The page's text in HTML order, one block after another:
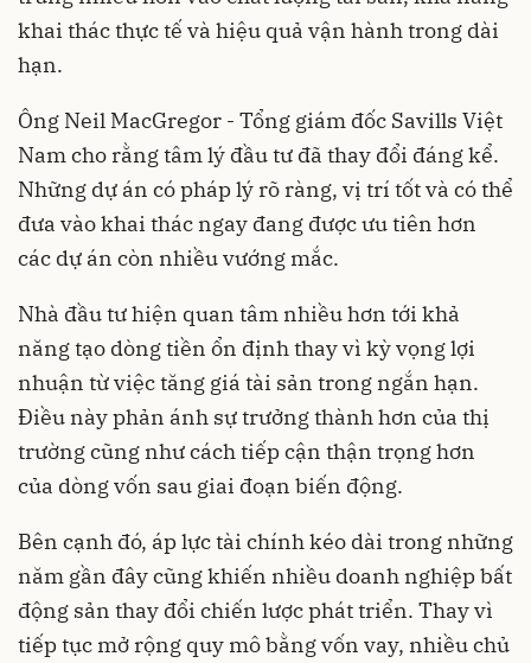
khai thác thực tế và hiệu quả vận hành trong dài
hạn.
Ông Neil MacGregor - Tổng giám đốc Savills Việt
Nam cho rằng tâm lý đầu tư đã thay đổi đáng kể.
Những dự án có pháp lý rõ ràng, vị trí tốt và có thể
đưa vào khai thác ngay đang được ưu tiên hơn
các dự án còn nhiều vướng mắc.
Nhà đầu tư hiện quan tâm nhiều hơn tới khả
năng tạo dòng tiền ổn định thay vì kỳ vọng lợi
nhuận từ việc tăng giá tài sản trong ngắn hạn.
Điều này phản ánh sự trưởng thành hơn của thị
trường cũng như cách tiếp cận thận trọng hơn
của dòng vốn sau giai đoạn biến động.
Bên cạnh đó, áp lực tài chính kéo dài trong những
năm gần đây cũng khiến nhiều doanh nghiệp bất
động sản thay đổi chiến lược phát triển. Thay vì
tiếp tục mở rộng quy mô bằng vốn vay, nhiều chủ